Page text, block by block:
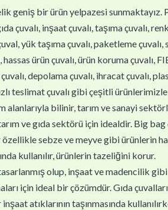
geniş bir ürün yelpazesi
çuvalı, inşaat çuvalı, taşıma çuvalı,
yük taşıma çuvalı, paketleme çuvalı,
ürün çuvalı, ürün koruma çuvalı,
depolama çuvalı, ihracat çuvalı,
teslimat çuvalı gibi çeşitli
alanlarıyla bilinir, tarım ve sanayi
ve gıda sektörü için idealdir. Big
sebze ve meyve gibi ürünlerin
kullanılır, ürünlerin tazeliğini korur.
olup, inşaat ve madencilik
için ideal bir çözümdür. Gıda
atıklarının taşınmasında